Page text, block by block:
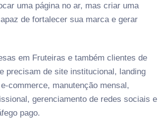
uma página no ar, mas criar uma
de fortalecer sua marca e gerar
em Fruteiras e também clientes de
precisam de site institucional, landing
commerce, manutenção mensal,
gerenciamento de redes sociais e
pago.